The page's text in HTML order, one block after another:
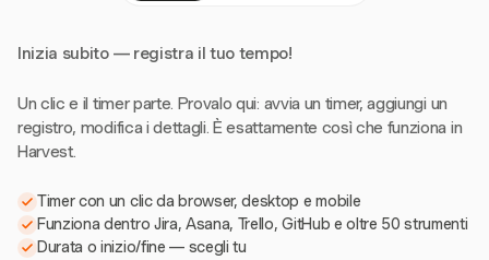
Inizia subito — registra il tuo tempo!
Un clic e il timer parte. Provalo qui: avvia un timer, aggiungi un
registro, modifica i dettagli. È esattamente così che funziona in
Harvest.
Timer con un clic da browser, desktop e mobile
Funziona dentro Jira, Asana, Trello, GitHub e oltre 50 strumenti
Durata o inizio/fine — scegli tu